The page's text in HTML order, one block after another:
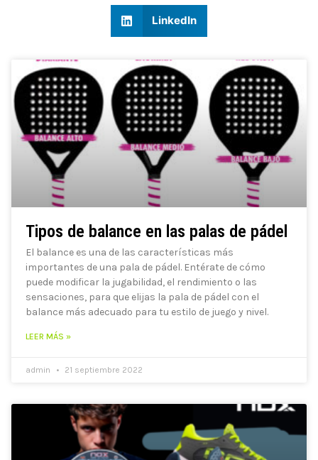
LinkedIn
Tipos de balance en las palas de pádel
El balance es una de las características más
importantes de una pala de pádel. Entérate de cómo
puede modificar la jugabilidad, el rendimiento o las
sensaciones, para que elijas la pala de pádel con el
balance más adecuado para tu estilo de juego y nivel.
LEER MÁS »
admin 21 septiembre 2022